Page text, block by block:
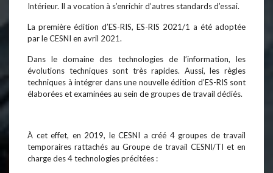
Intérieur. Il a vocation à s’enrichir d’autres standards d’essai.
La première édition d’ES-RIS, ES-RIS 2021/1 a été adoptée
par le CESNI en avril 2021.
Dans le domaine des technologies de l’information, les
évolutions techniques sont très rapides. Aussi, les règles
techniques à intégrer dans une nouvelle édition d’ES-RIS sont
élaborées et examinées au sein de groupes de travail dédiés.
À cet effet, en 2019, le CESNI a créé 4 groupes de travail
temporaires rattachés au Groupe de travail CESNI/TI et en
charge des 4 technologies précitées :